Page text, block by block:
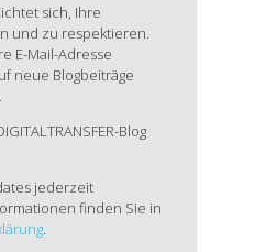
sich, Ihre
und zu respektieren.
E-Mail-Adresse
neue Blogbeiträge
Blog
jederzeit
finden Sie in